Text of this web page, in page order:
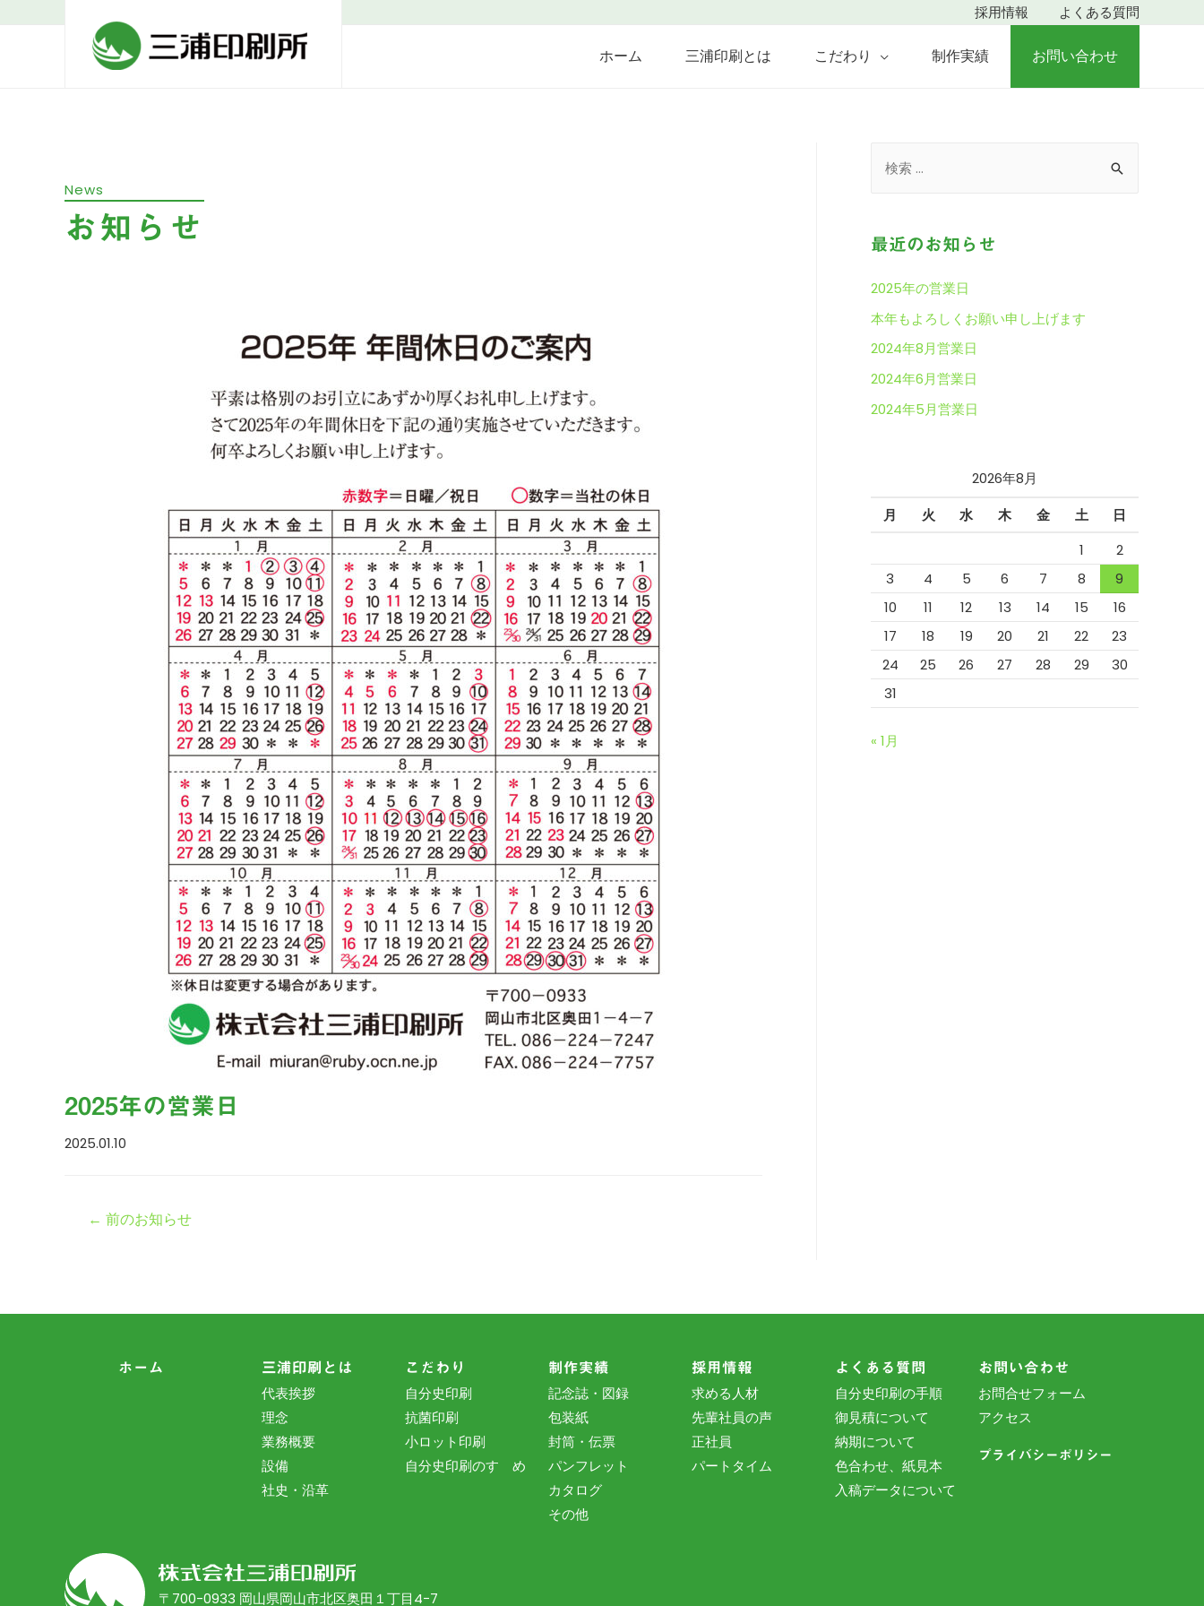
採⽤情報 よくある質問
ホーム 三浦印刷とは こだわり 制作実績 お問い合わせ
News
お知らせ
2025年の営業日
2025.01.10
投
← 前のお知らせ
象
最近のお知らせ
2025年の営業日
本年もよろしくお願い申し上げます
2024年8月営業日
2024年6月営業日
2024年5月営業日
2026年8月
月
火 水 木 金 土
日
1
2
3
4 5 6 7 8
9
10
11 12 13 14 15
16
17
18 19 20 21 22
23
24
25 26 27 28 29
30
31
« 1月
ホーム 三浦印刷とは
代表挨拶
理念
業務概要
設備
社史・沿革
こだわり
自分史印刷
抗菌印刷
小ロット印刷
自分史印刷のすゝめ
制作実績
記念誌・図録
包装紙
封筒・伝票
パンフレット
カタログ
その他
採用情報
求める人材
先輩社員の声
正社員
パートタイム
よくある質問
自分史印刷の手順
御見積について
納期について
色合わせ、紙見本
入稿データについて
お問い合わせ
お問合せフォーム
アクセス
プライバシーポリシー
〒700-0933 岡山県岡山市北区奥田１丁目4−7